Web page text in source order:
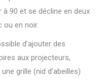
à 90 et se décline en deux
ou en noir.
d’ajouter des
aux projecteurs,
grille (nid d’abeilles)